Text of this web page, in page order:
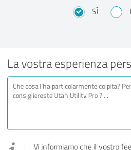
SÌ
La vostra esperienza
Vi informiamo che il vostro